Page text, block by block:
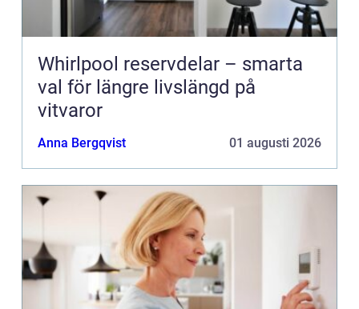
Whirlpool reservdelar – smarta
val för längre livslängd på
vitvaror
Anna Bergqvist 01 augusti 2026